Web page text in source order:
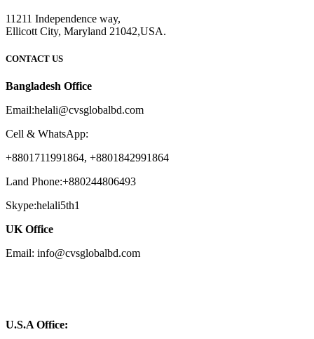
11211 Independence way,
Ellicott City, Maryland 21042,USA.
CONTACT US
Bangladesh Office
Email:helali@cvsglobalbd.com
Cell & WhatsApp:
+8801711991864, +8801842991864
Land Phone:+880244806493
Skype:helali5th1
UK Office
Email: info@cvsglobalbd.com
U.S.A Office: